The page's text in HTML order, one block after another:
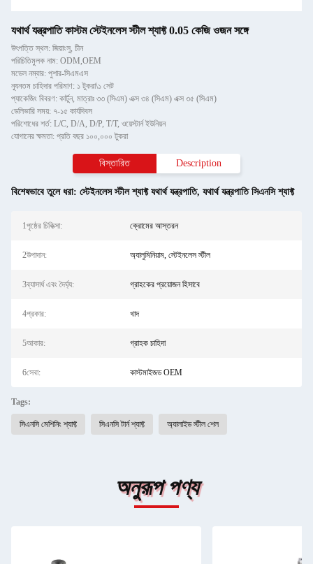
যথার্থ যন্ত্রপাতি কাস্টম স্টেইনলেস স্টীল শ্যাফ্ট 0.05 কেজি ওজন সঙ্গে
উৎপত্তি স্থল: জিয়াংসু, চীন
পরিচিতিমুলক নাম: ODM,OEM
মডেল নম্বার: পুশার-সিএমএস
ন্যূনতম চাহিদার পরিমাণ: ১ টুকরা\১ সেট
প্যাকেজিং বিবরণ: কার্টুন, মাত্রাঃ ৩৩ (সিএম) এক্স ৩৪ (সিএম) এক্স ৩৫ (সিএম)
ডেলিভারি সময়: ৭-১৫ কার্যদিবস
পরিশোধের শর্ত: L/C, D/A, D/P, T/T, ওয়েস্টার্ন ইউনিয়ন
যোগানের ক্ষমতা: প্রতি বছর ১০০,০০০ টুকরা
বিস্তারিত Description
বিশেষভাবে তুলে ধরা: স্টেইনলেস স্টীল শ্যাফ্ট যথার্থ যন্ত্রপাতি, যথার্থ যন্ত্রপাতি সিএনসি শ্যাফ্ট
1পৃষ্ঠের চিকিত্সা: ক্রোমের আস্তরন
2উপাদান: অ্যালুমিনিয়াম, স্টেইনলেস স্টীল
3ব্যাসার্ধ এবং দৈর্ঘ্য: গ্রাহকের প্রয়োজন হিসাবে
4প্রকার: খাদ
5আকার: গ্রাহক চাহিদা
6সেবা: কাস্টমাইজড OEM
Tags:
সিএনসি মেশিনিং শ্যাফ্ট সিএনসি টার্ন শ্যাফ্ট অ্যালাইড স্টীল শেল
অনুরূপ পণ্য